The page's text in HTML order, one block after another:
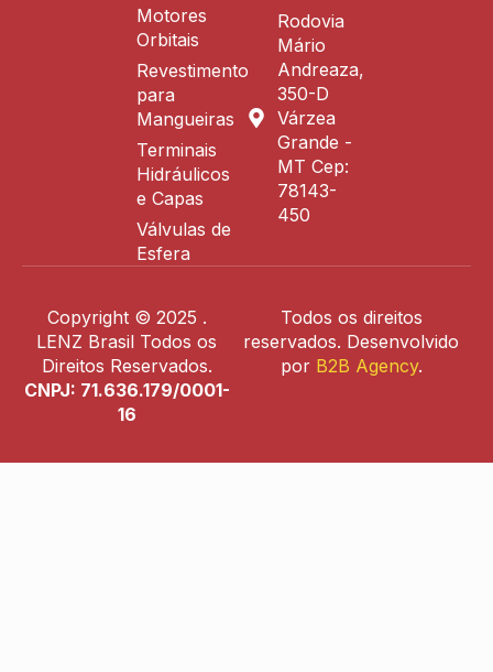
Motores
Orbitais
Revestimento
para
Mangueiras
Terminais
Hidráulicos
e Capas
Válvulas de
Esfera
Rodovia
Mário
Andreaza,
350-D
Várzea
Grande -
MT Cep:
78143-
450
Copyright © 2025 .
LENZ Brasil Todos os
Direitos Reservados.
CNPJ: 71.636.179/0001-
16
Todos os direitos
reservados. Desenvolvido
por B2B Agency.